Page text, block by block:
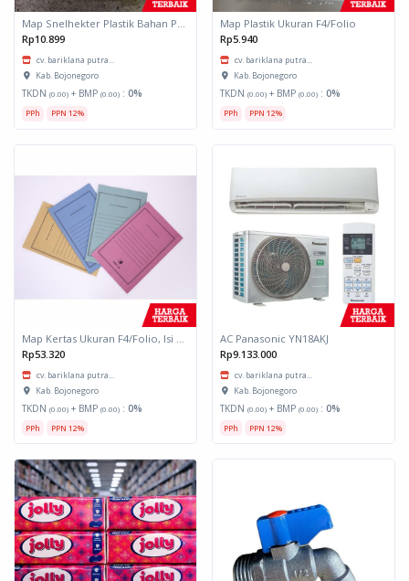
Map Snelhekter Plastik Bahan Plastik Tebal, Ukuran F4/Folio Daichi
Rp10.899
cv. bariklana putra...
Kab. Bojonegoro
TKDN (0.00) + BMP (0.00) : 0%
PPh PPN 12%
Map Plastik Ukuran F4/Folio
Rp5.940
cv. bariklana putra...
Kab. Bojonegoro
TKDN (0.00) + BMP (0.00) : 0%
PPh PPN 12%
Rp53.320
cv. bariklana putra...
Kab. Bojonegoro
TKDN (0.00) + BMP (0.00) : 0%
PPh PPN 12%
AC Panasonic YN18AKJ
Rp9.133.000
cv. bariklana putra...
Kab. Bojonegoro
TKDN (0.00) + BMP (0.00) : 0%
PPh PPN 12%